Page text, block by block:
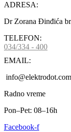
ADRESA:
Dr Zorana Đinđića
TELEFON:
034/334 - 400
EMAIL:
info@elektrodot.com
Radno vreme
Pon–Pet: 08–16h
Facebook-f